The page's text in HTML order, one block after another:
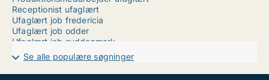
Receptionist ufaglært
Ufaglært job fredericia
Ufaglært job odder
Ufaglært job syddanmark
Ufaglært jobs
Ufaglært plejehjemsmedhjælper løn
Ufaglært receptionist løn
Se alle populære søgninger